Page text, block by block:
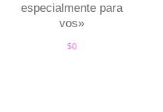
especialmente para
vos»
$0